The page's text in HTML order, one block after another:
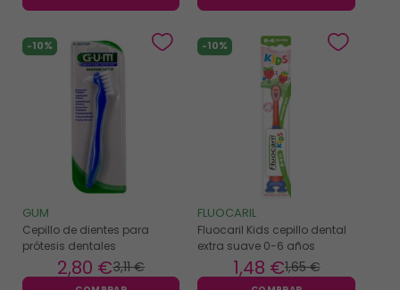
-10%
GUM
Cepillo de dientes para
prótesis dentales
3,11 €
2,80 €
-10%
FLUOCARIL
Fluocaril Kids cepillo dental
extra suave 0-6 años
1,65 €
1,48 €